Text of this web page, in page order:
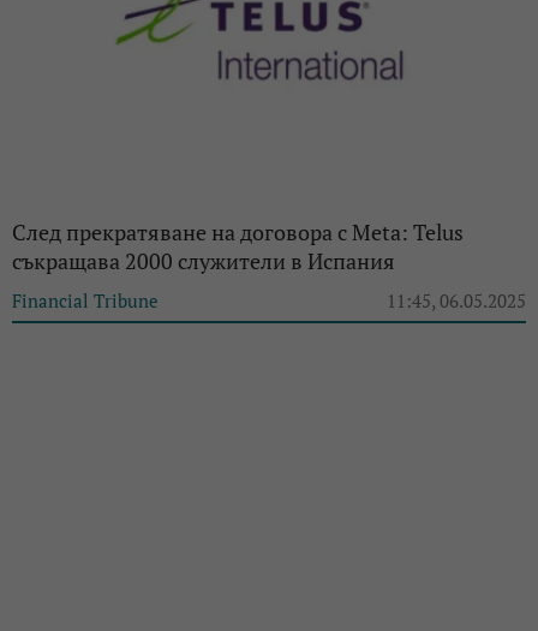
След прекратяване на договора с Meta: Telus
съкращава 2000 служители в Испания
Financial Tribune 11:45, 06.05.2025